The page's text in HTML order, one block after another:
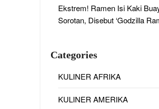
Ekstrem! Ramen Isi Kaki
Sorotan, Disebut ‘Godzilla
Categories
KULINER AFRIKA
KULINER AMERIKA